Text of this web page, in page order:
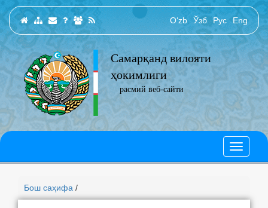
O‘zb Ўзб Рус Eng
Самарқанд вилояти
ҳокимлиги
расмий веб-сайти
Бош саҳифа /